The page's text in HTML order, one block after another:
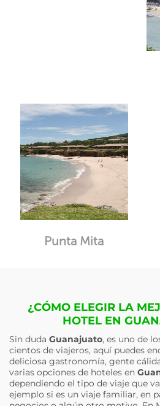
Punta Mita
¿CÓMO ELEGIR LA
HOTEL EN
Sin duda Guanajuato, es uno de
cientos de viajeros, aquí puedes
deliciosa gastronomía, gente
varias opciones de hoteles en
dependiendo el tipo de viaje que
ejemplo si es un viaje familiar, en